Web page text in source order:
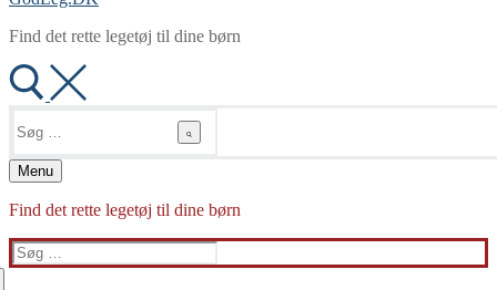
Find det rette legetøj til dine børn
efter:
Menu
Find det rette legetøj til dine børn
Søg
efter: